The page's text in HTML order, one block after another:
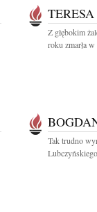
Z głębokim
roku zmarła
Tak trudno